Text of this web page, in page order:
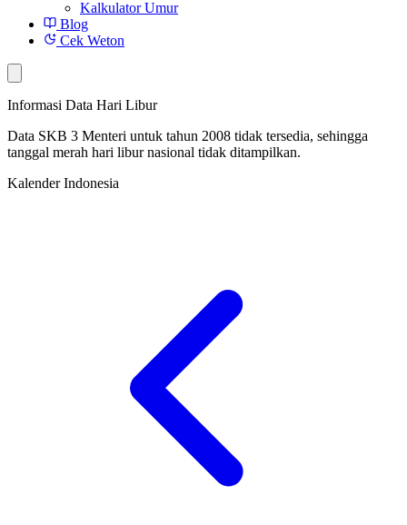
Kalkulator Umur
Blog
Cek Weton
Informasi Data Hari Libur
Data SKB 3 Menteri untuk tahun 2008 tidak tersedia, sehingga
tanggal merah hari libur nasional tidak ditampilkan.
Kalender Indonesia